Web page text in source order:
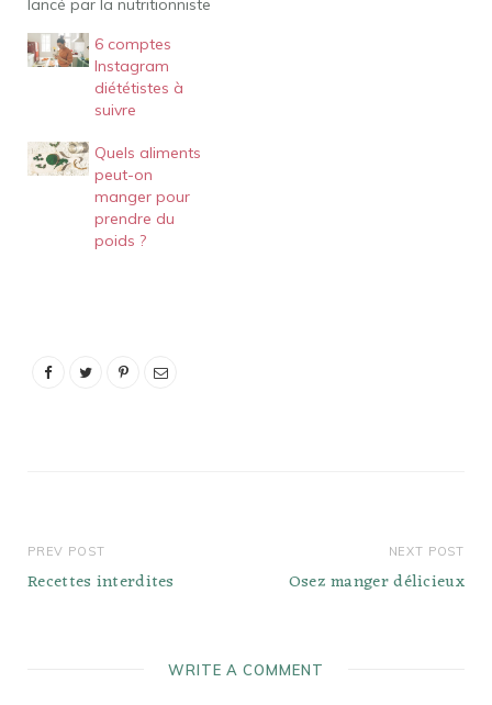
livre, qui est à la fois une
méthode d'organisation
de la cuisine et un recueil
de recettes simples pour
mieux manger. Osez…
6 comptes
Instagram
diététistes à
suivre
Quels aliments
peut-on
manger pour
prendre du
poids ?
PREV POST
Recettes interdites
NEXT POST
Osez manger délicieux
WRITE A COMMENT